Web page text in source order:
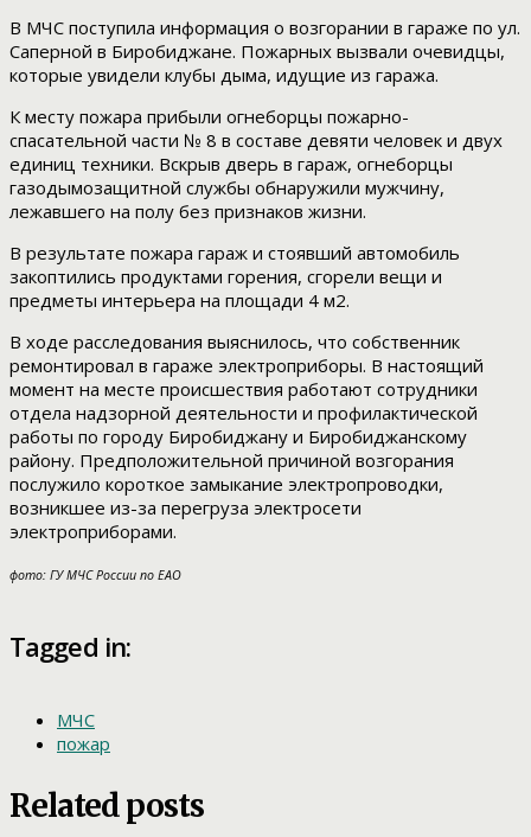
В МЧС поступила информация о возгорании в гараже по ул.
Саперной в Биробиджане. Пожарных вызвали очевидцы,
которые увидели клубы дыма, идущие из гаража.
К месту пожара прибыли огнеборцы пожарно-
спасательной части № 8 в составе девяти человек и двух
единиц техники. Вскрыв дверь в гараж, огнеборцы
газодымозащитной службы обнаружили мужчину,
лежавшего на полу без признаков жизни.
В результате пожара гараж и стоявший автомобиль
закоптились продуктами горения, сгорели вещи и
предметы интерьера на площади 4 м2.
В ходе расследования выяснилось, что собственник
ремонтировал в гараже электроприборы. В настоящий
момент на месте происшествия работают сотрудники
отдела надзорной деятельности и профилактической
работы по городу Биробиджану и Биробиджанскому
району. Предположительной причиной возгорания
послужило короткое замыкание электропроводки,
возникшее из-за перегруза электросети
электроприборами.
фото: ГУ МЧС России по ЕАО
Tagged in:
МЧС
пожар
Related posts